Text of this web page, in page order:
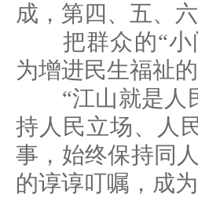
成，第四、五、
把群众的“小
为增进民生福祉
“江山就是人民
持人民立场、人
事，始终保持同
的谆谆叮嘱，成